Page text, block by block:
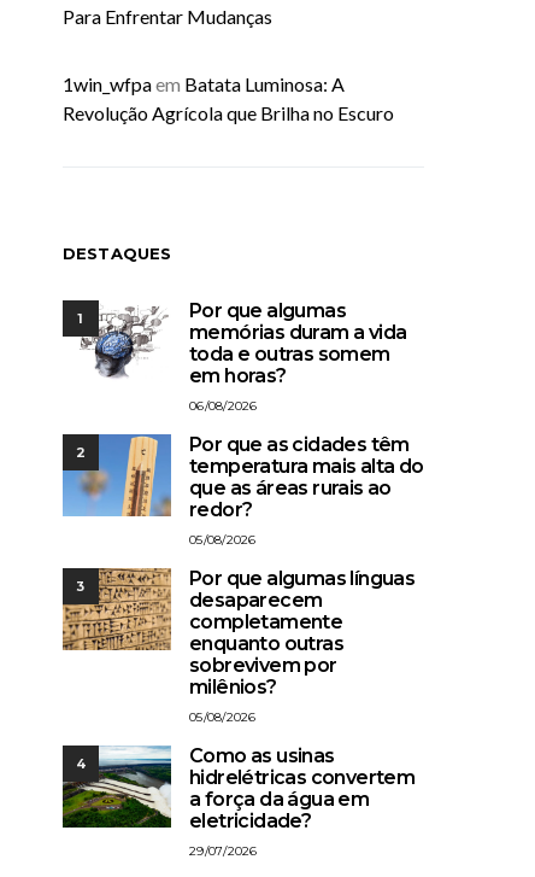
Para Enfrentar Mudanças
1win_wfpaem Batata Luminosa: A
Revolução Agrícola que Brilha no Escuro
DESTAQUES
1
Por que algumas
memórias duram a vida
toda e outras somem
em horas?
06/08/2026
2
Por que as cidades têm
temperatura mais alta do
que as áreas rurais ao
redor?
05/08/2026
3
Por que algumas línguas
desaparecem
completamente
enquanto outras
sobrevivem por
milênios?
05/08/2026
4
Como as usinas
hidrelétricas convertem
a força da água em
eletricidade?
29/07/2026